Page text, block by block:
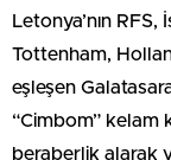
Letonya’nın
Tottenham,
eşleşen
“Cimbom” kelam
beraberlik alarak